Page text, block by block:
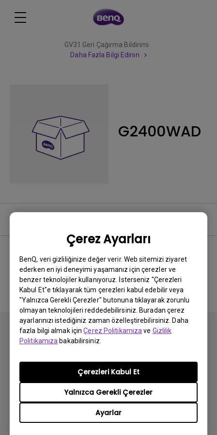
Çerez Ayarları
BenQ, veri gizliliğinize değer verir. Web sitemizi ziyaret
ederken en iyi deneyimi yaşamanız için çerezler ve
benzer teknolojiler kullanıyoruz. İsterseniz "Çerezleri
Kabul Et"e tıklayarak tüm çerezleri kabul edebilir veya
"Yalnızca Gerekli Çerezler" butonuna tıklayarak zorunlu
olmayan teknolojileri reddedebilirsiniz. Buradan çerez
ayarlarınızı istediğiniz zaman özelleştirebilirsiniz. Daha
fazla bilgi almak içinÇerez Politikamıza ve Gizlilik
Politikamıza bakabilirsiniz.
Ayarlar
Yalnızca Gerekli Çerezler
Çerezleri Kabul Et
GV31 Geri Çağırma Bildirimi
Daha Fazla Bilgi Edinin
G2400WAD
Kullanım Kılavuzu
İlgili El Kitabı bulunmuyor
Abone olun